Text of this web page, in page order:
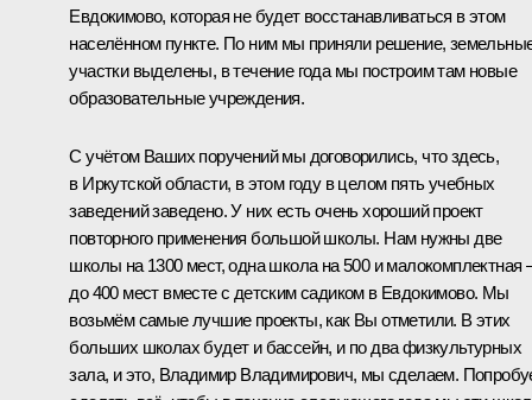
Евдокимово, которая не будет восстанавливаться в этом
населённом пункте. По ним мы приняли решение,
участки выделены, в течение года мы построим там новые
образовательные учреждения.
С учётом Ваших поручений мы договорились, что здесь,
в Иркутской области, в этом году в целом пять учебных
заведений заведено. У них есть очень хороший проект
повторного применения большой школы. Нам нужны две
школы на 1300 мест, одна школа на 500 и малокомплектная
до 400 мест вместе с детским садиком в Евдокимово. Мы
возьмём самые лучшие проекты, как Вы отметили. В этих
больших школах будет и бассейн, и по два физкультурных
зала, и это, Владимир Владимирович, мы сделаем.